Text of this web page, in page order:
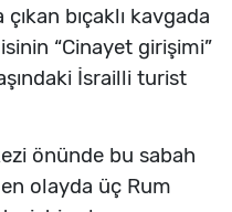
bıçaklı kavgada
“Cinayet girişimi”
İsrailli turist
önünde bu sabah
olayda üç Rum